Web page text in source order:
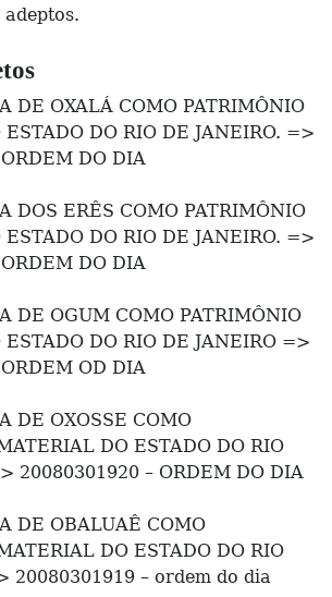
adeptos.
DE OXALÁ COMO PATRIMÔNIO
DO RIO DE JANEIRO. =>
DO DIA
DOS ERÊS COMO PATRIMÔNIO
DO RIO DE JANEIRO. =>
DO DIA
DE OGUM COMO PATRIMÔNIO
DO RIO DE JANEIRO =>
OD DIA
DE OXOSSE COMO
DO ESTADO DO RIO
20080301920 – ORDEM DO DIA
DE OBALUAÊ COMO
DO ESTADO DO RIO
20080301919 – ordem do dia